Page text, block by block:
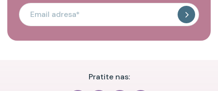
Pratite nas: